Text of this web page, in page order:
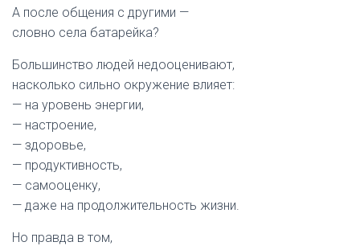
А после общения с другими —
словно села батарейка?
Большинство людей недооценивают,
насколько сильно окружение влияет:
— на уровень энергии,
— настроение,
— здоровье,
— продуктивность,
— самооценку,
— даже на продолжительность жизни.
Но правда в том,